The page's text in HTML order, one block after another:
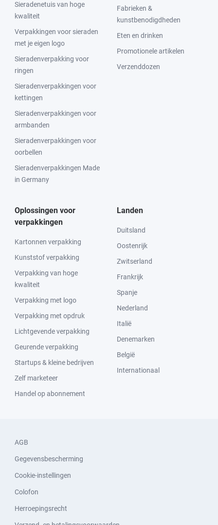
Sieradenetuis van hoge
kwaliteit
Verpakkingen voor sieraden
met je eigen logo
Sieradenverpakking voor
ringen
Sieradenverpakkingen voor
kettingen
Sieradenverpakkingen voor
armbanden
Sieradenverpakkingen voor
oorbellen
Sieradenverpakkingen Made
in Germany
Fabrieken &
kunstbenodigdheden
Eten en drinken
Promotionele artikelen
Verzenddozen
Oplossingen voor
verpakkingen
Kartonnen verpakking
Kunststof verpakking
Verpakking van hoge
kwaliteit
Verpakking met logo
Verpakking met opdruk
Lichtgevende verpakking
Geurende verpakking
Startups & kleine bedrijven
Zelf marketeer
Handel op abonnement
Landen
Duitsland
Oostenrijk
Zwitserland
Frankrijk
Spanje
Nederland
Italië
Denemarken
België
Internationaal
AGB
Gegevensbescherming
Cookie-instellingen
Colofon
Herroepingsrecht